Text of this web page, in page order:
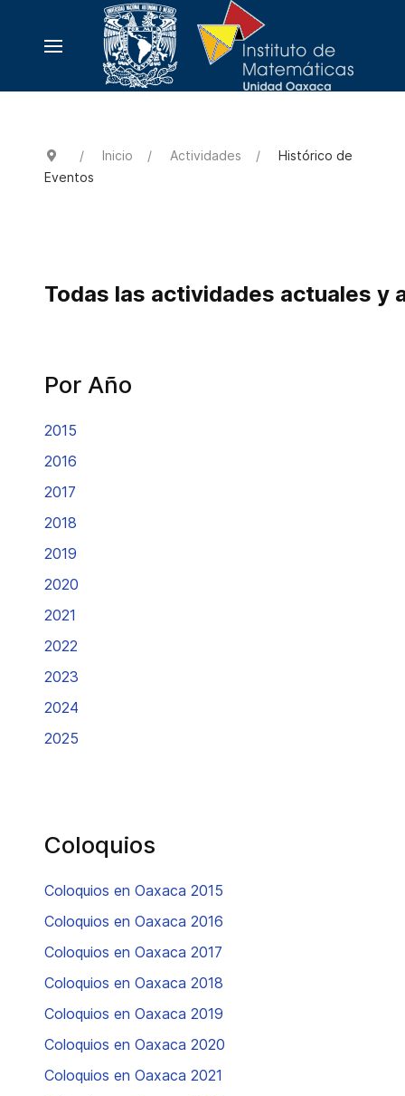
Inicio Actividades
Histórico de
Eventos
Todas las actividades actuales y
Por Año
2015
2016
2017
2018
2019
2020
2021
2022
2023
2024
2025
Coloquios
Coloquios en Oaxaca 2015
Coloquios en Oaxaca 2016
Coloquios en Oaxaca 2017
Coloquios en Oaxaca 2018
Coloquios en Oaxaca 2019
Coloquios en Oaxaca 2020
Coloquios en Oaxaca 2021